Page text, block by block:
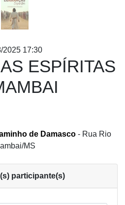
2025 17:30
ESPÍRITAS
de Damasco - Rua Rio
MS
participante(s)